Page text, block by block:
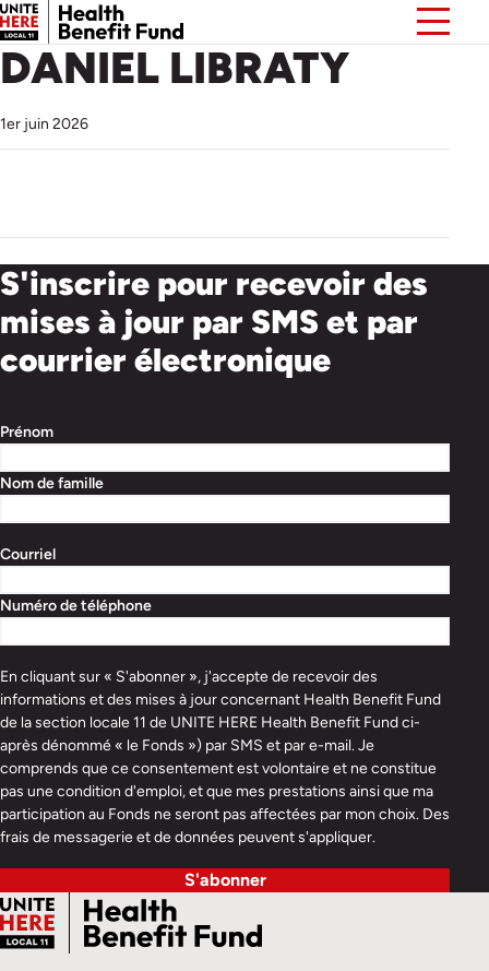
DANIEL LIBRATY
1er juin 2026
S'inscrire pour recevoir des
mises à jour par SMS et par
courrier électronique
Prénom
Nom de famille
Courriel
Numéro de téléphone
En cliquant sur « S'abonner », j'accepte de recevoir des
informations et des mises à jour concernant Health Benefit Fund
de la section locale 11 de UNITE HERE Health Benefit Fund ci-
après dénommé « le Fonds ») par SMS et par e-mail. Je
comprends que ce consentement est volontaire et ne constitue
pas une condition d'emploi, et que mes prestations ainsi que ma
participation au Fonds ne seront pas affectées par mon choix. Des
frais de messagerie et de données peuvent s'appliquer.
S'abonner